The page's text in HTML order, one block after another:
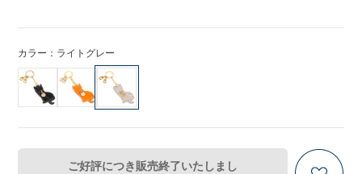
カラー：ライトグレー
ご好評につき販売終了いたしまし